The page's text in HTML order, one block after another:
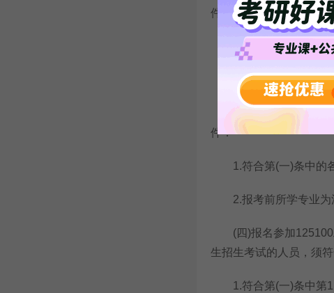
件：
1.符合第(一)条中的
2.报考前所学专业为
(三)报名参加035102
件：
1.符合第(一)条中的各
2.报考前所学专业为法
(四)报名参加125100
生招生考试的人员，须符
1.符合第(一)条中第1